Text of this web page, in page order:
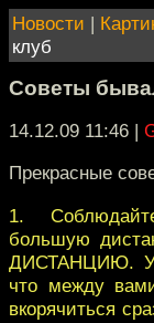
Новости |
клуб
Советы
14.12.09 11:46 |
Прекрасные
1.
большую
ДИСТАНЦИЮ. У
что между
вкорячиться